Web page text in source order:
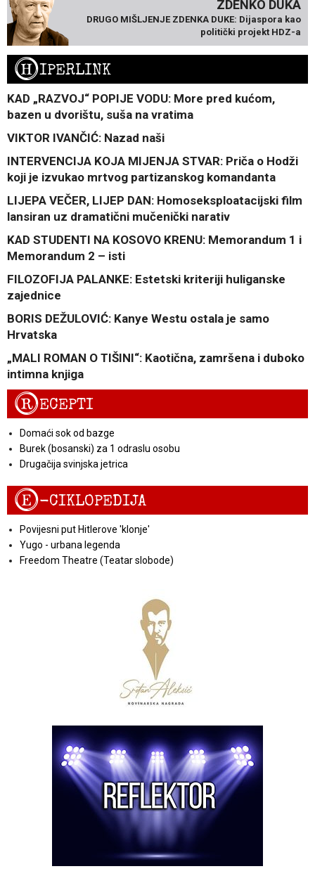
ZDENKO DUKA
DRUGO MIŠLJENJE ZDENKA DUKE: Dijaspora kao
politički projekt HDZ-a
HIPERLINK
KAD „RAZVOJ“ POPIJE VODU: More pred kućom,
bazen u dvorištu, suša na vratima
VIKTOR IVANČIĆ: Nazad naši
INTERVENCIJA KOJA MIJENJA STVAR: Priča o Hodži
koji je izvukao mrtvog partizanskog komandanta
LIJEPA VEČER, LIJEP DAN: Homoseksploatacijski film
lansiran uz dramatični mučenički narativ
KAD STUDENTI NA KOSOVO KRENU: Memorandum 1 i
Memorandum 2 – isti
FILOZOFIJA PALANKE: Estetski kriteriji huliganske
zajednice
BORIS DEŽULOVIĆ: Kanye Westu ostala je samo
Hrvatska
„MALI ROMAN O TIŠINI“: Kaotična, zamršena i duboko
intimna knjiga
RECEPTI
Domaći sok od bazge
Burek (bosanski) za 1 odraslu osobu
Drugačija svinjska jetrica
E-CIKLOPEDIJA
Povijesni put Hitlerove 'klonje'
Yugo - urbana legenda
Freedom Theatre (Teatar slobode)